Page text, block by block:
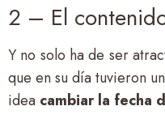
2 – El
Y no solo ha de ser
que en su día tuvieron
idea cambiar la fecha